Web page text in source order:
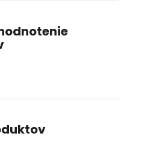
je 4 z 5 hviezdičiek.